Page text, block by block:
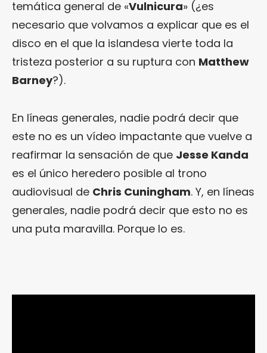
temática general de «Vulnicura» (¿es
necesario que volvamos a explicar que es el
disco en el que la islandesa vierte toda la
tristeza posterior a su ruptura con Matthew
Barney?).
En líneas generales, nadie podrá decir que
este no es un vídeo impactante que vuelve a
reafirmar la sensación de que Jesse Kanda
es el único heredero posible al trono
audiovisual de Chris Cuningham. Y, en líneas
generales, nadie podrá decir que esto no es
una puta maravilla. Porque lo es.